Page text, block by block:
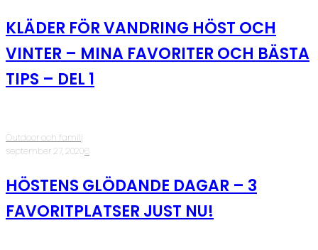
KLÄDER FÖR VANDRING HÖST OCH
VINTER – MINA FAVORITER OCH BÄSTA
TIPS – DEL 1
Outdoor och familj
·september 27, 2020·6
HÖSTENS GLÖDANDE DAGAR – 3
FAVORITPLATSER JUST NU!